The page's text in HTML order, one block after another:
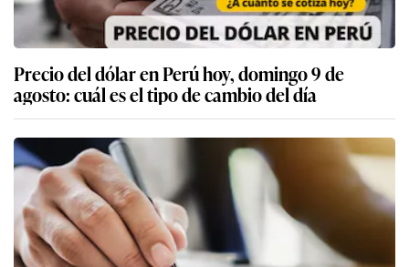
Precio del dólar en Perú hoy, domingo 9 de
agosto: cuál es el tipo de cambio del día